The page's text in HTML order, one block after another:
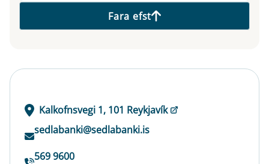
Fara efst
Kalkofnsvegi 1, 101 Reykjavík
sedlabanki@sedlabanki.is
569 9600